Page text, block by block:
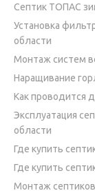
Септик ТОПАС
Установка
области
Монтаж систем
Наращивание
Как проводится
Эксплуатация
области
Где купить
Где купить
Монтаж